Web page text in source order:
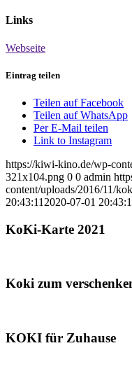
Links
Webseite
Eintrag teilen
Teilen auf Facebook
Teilen auf WhatsApp
Per E-Mail teilen
Link to Instagram
https://kiwi-kino.de/wp-
321x104.png 0 0 admin
content/uploads/2016/11/
20:43:11 2020-07-01
KoKi-Karte 2021
Koki zum
KOKI für Zuhause